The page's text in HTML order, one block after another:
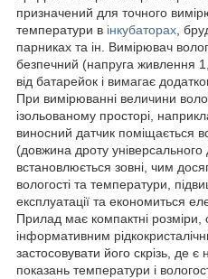
призначений для точного
температури в інкубаторах,
парниках та ін. Вимірювач
безпечний (напруга живлення
від батарейок і вимагає
При вимірюванні величини
ізольованому просторі,
виносний датчик поміщається
(довжина дроту
встановлюється зовні, чим
вологості та температури,
експлуатації та економиться
Прилад має компактні
інформативним
застосовувати його скрізь, де є
показань температури і